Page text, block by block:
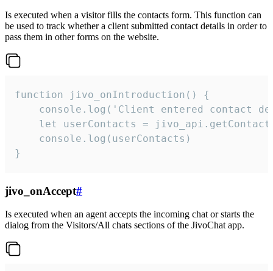
Is executed when a visitor fills the contacts form. This function can
be used to track whether a client submitted contact details in order to
pass them in other forms on the website.
function jivo_onIntroduction() {
console.log('Client entered contact
let userContacts =
    console.log(userContacts)
}
jivo_onAccept#
Is executed when an agent accepts the incoming chat or starts the
dialog from the Visitors/All chats sections of the JivoChat app.